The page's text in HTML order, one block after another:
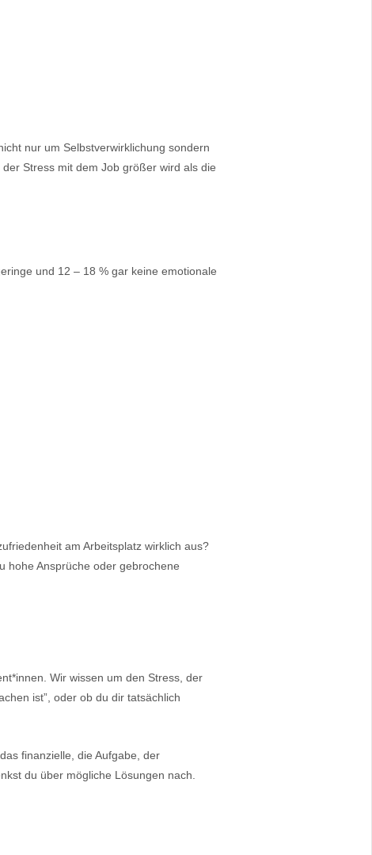
nur um Selbstverwirklichung sondern
Stress mit dem Job größer wird als die
und 12 – 18 % gar keine emotionale
am Arbeitsplatz wirklich aus?
hohe Ansprüche oder gebrochene
Wir wissen um den Stress, der
ist”, oder ob du dir tatsächlich
finanzielle, die Aufgabe, der
du über mögliche Lösungen nach.